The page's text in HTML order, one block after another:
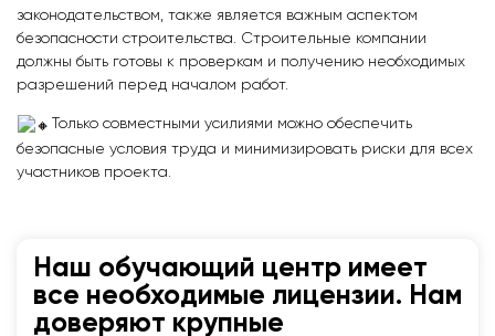
законодательством, также является важным аспектом
безопасности строительства. Строительные компании
должны быть готовы к проверкам и получению необходимых
разрешений перед началом работ.
Только совместными усилиями можно обеспечить
безопасные условия труда и минимизировать риски для всех
участников проекта.
Наш обучающий центр имеет
все необходимые лицензии. Нам
доверяют крупные